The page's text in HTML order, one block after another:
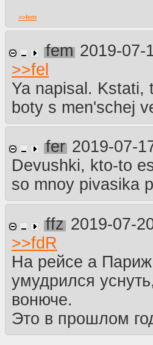
>>fem
fem 2019-07-
>>fel
Ya napisal. Kstati,
boty s men'schej
fer 2019-07-
Devushki, kto-to
so mnoy pivasika
ffz 2019-07-
>>fdR
На рейсе а Париж
умудрился
вонюче.
Это в прошлом